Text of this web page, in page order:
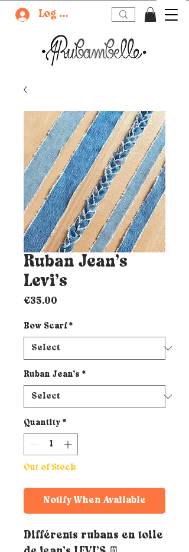
Log In
Ruban Jean’s
Levi’s
€35.00
Bow Scarf *
Ruban Jean’s *
Quantity *
Out of Stock
Notify When Available
Différents rubans en toile